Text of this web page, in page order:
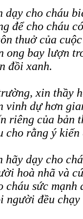
dạy cho cháu
để cho cháu
thuở của
ong bay lượn
đồi xanh.
xin thầy
vinh dự hơn
riêng của bản
cho rằng ý
hãy dạy cho
hoà nhã và
cháu sức mạnh
người đều